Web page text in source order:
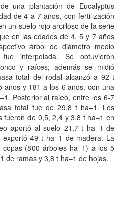
una plantación de Eucalyptus
de 4 a 7 años, con fertilización
un suelo rojo arcilloso de la serie
en las edades de 4, 5 y 7 años
árbol de diámetro medio
interpolada. Se obtuvieron
y raíces; además se midió
total del rodal alcanzó a 92 t
años y 181 a los 6 años, con una
Posterior al raleo, entre los 6-7
total fue de 29,8 t ha–1. Los
fueron de 0,5, 2,4 y 3,8 t ha–1 en
aportó al suelo 21,7 t ha–1 de
49 t ha–1 de madera. La
(800 árboles ha–1) a los 5
de ramas y 3,8 t ha–1 de hojas.